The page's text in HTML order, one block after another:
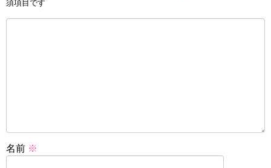
須項目です
名前 ※